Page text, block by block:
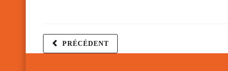
PRÉCÉDENT